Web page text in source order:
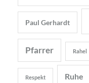
Paul Gerhardt
Pfarrer Rahel
Respekt Ruhe